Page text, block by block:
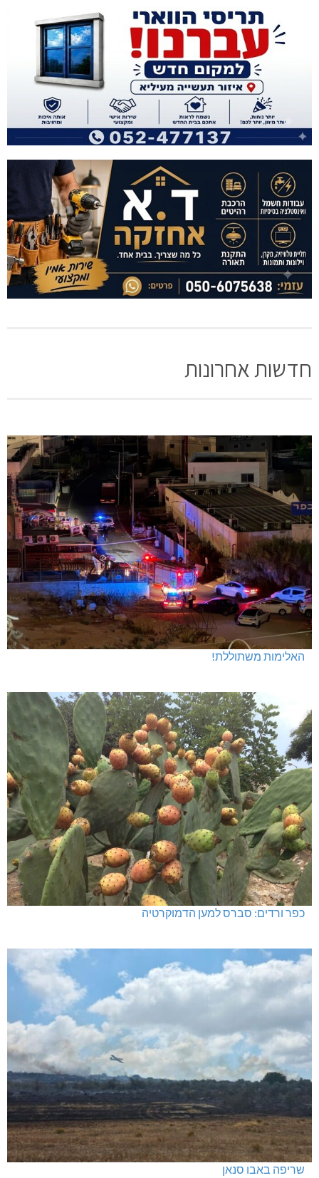
חדשות אחרונות
האלימות משתוללת!
כפר ורדים: סברס למען הדמוקרטיה
שריפה באבו סנאן